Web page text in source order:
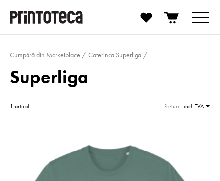
Cumpără din Marketplace Caterinca Superliga
Superliga
1 articol Preturi: incl. TVA